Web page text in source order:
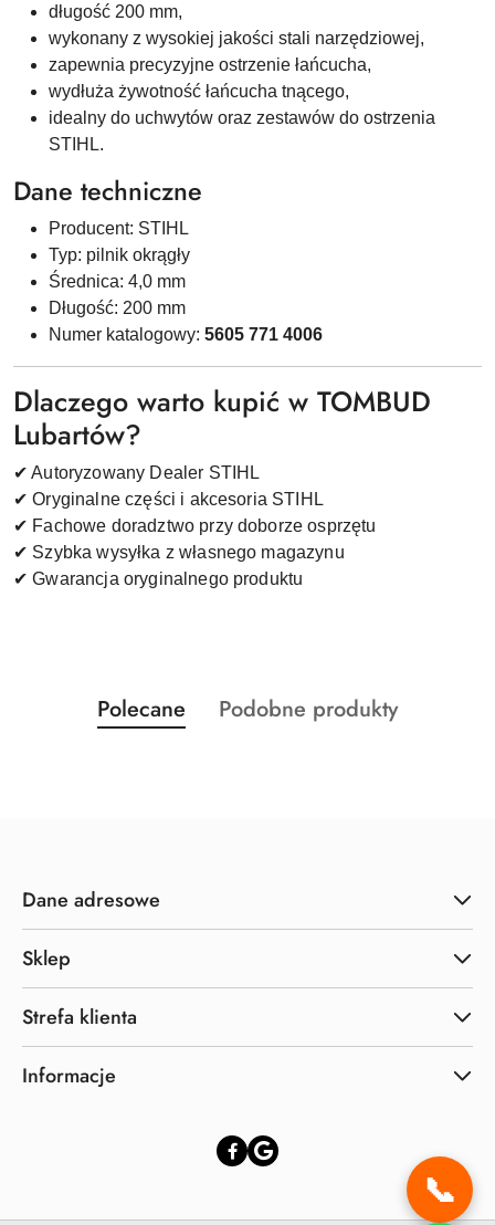
📞
długość 200 mm,
wykonany z wysokiej jakości stali narzędziowej,
zapewnia precyzyjne ostrzenie łańcucha,
wydłuża żywotność łańcucha tnącego,
idealny do uchwytów oraz zestawów do ostrzenia
STIHL.
Dane techniczne
Producent: STIHL
Typ: pilnik okrągły
Średnica: 4,0 mm
Długość: 200 mm
Numer katalogowy: 5605 771 4006
Dlaczego warto kupić w TOMBUD
Lubartów?
✔ Autoryzowany Dealer STIHL
✔ Oryginalne części i akcesoria STIHL
✔ Fachowe doradztwo przy doborze osprzętu
✔ Szybka wysyłka z własnego magazynu
✔ Gwarancja oryginalnego produktu
Pomiń karuzelę produktów
Produkty
o
Polecane
Produkty
Podobne produkty
Dane adresowe
Sklep
Strefa klienta
Informacje